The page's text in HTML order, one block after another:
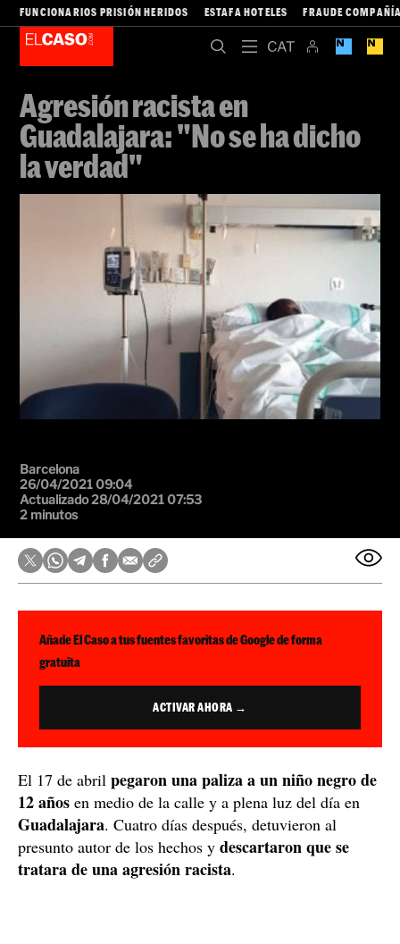
FUNCIONARIOS PRISIÓN HERIDOS ESTAFA HOTELES FRAUDE
Agresión racista en
Guadalajara: "No se ha dicho
la verdad"
Barcelona
26/04/2021 09:04
Actualizado 28/04/2021 07:53
2 minutos
Añade El Caso a tus fuentes favoritas de Google de forma
gratuita
ACTIVAR AHORA →
El 17 de abril pegaron una paliza a un niño negro de
12 años en medio de la calle y a plena luz del día en
Guadalajara. Cuatro días después, detuvieron al
presunto autor de los hechos y descartaron que se
tratara de una agresión racista.